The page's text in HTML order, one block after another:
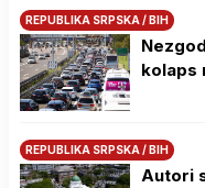
REPUBLIKA SRPSKA / BIH
kolaps
REPUBLIKA SRPSKA / BIH
Autori